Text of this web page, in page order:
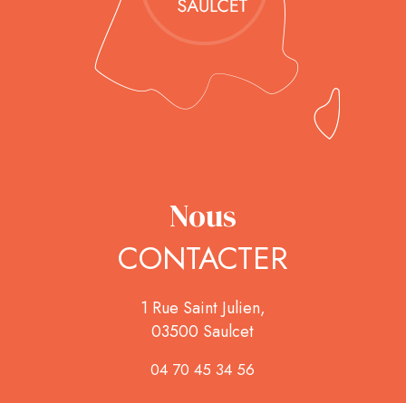
Nous
CONTACTER
1 Rue Saint Julien,
03500 Saulcet
04 70 45 34 56